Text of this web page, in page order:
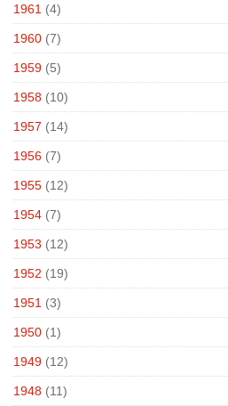
1961 (4)
1960 (7)
1959 (5)
1958 (10)
1957 (14)
1956 (7)
1955 (12)
1954 (7)
1953 (12)
1952 (19)
1951 (3)
1950 (1)
1949 (12)
1948 (11)